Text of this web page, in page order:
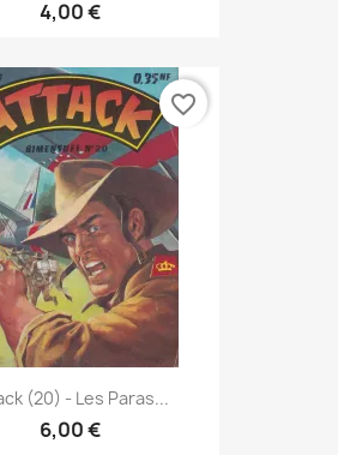
4,00 €
(20) - Les Paras...
6,00 €
favorite_border